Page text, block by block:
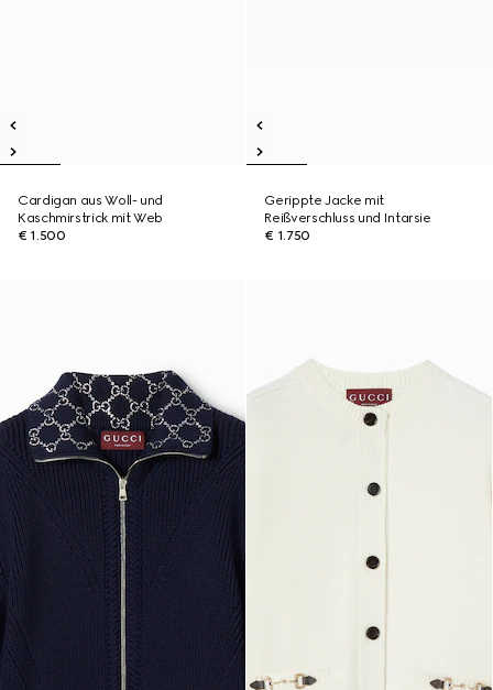
Cardigan aus Woll- und
Kaschmirstrick mit Web
€ 1.500
Gerippte Jacke mit
Reißverschluss und Intarsie
€ 1.750